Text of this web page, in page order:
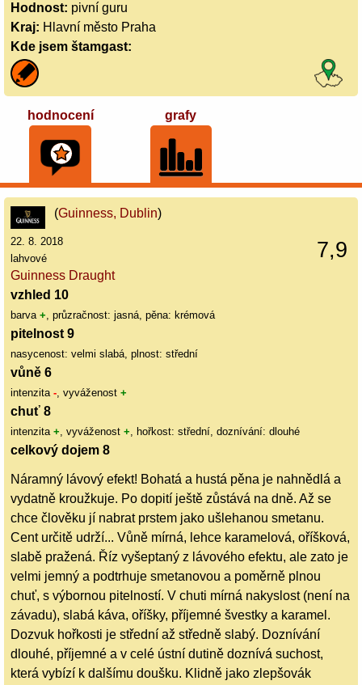
Hodnost: pivní guru
Kraj: Hlavní město Praha
Kde jsem štamgast:
hodnocení grafy
(Guinness, Dublin)
7,9
22. 8. 2018
lahvové
Guinness Draught
vzhled 10
barva +, průzračnost: jasná, pěna: krémová
pitelnost 9
nasycenost: velmi slabá, plnost: střední
vůně 6
intenzita -, vyváženost +
chuť 8
intenzita +, vyváženost +, hořkost: střední, doznívání: dlouhé
celkový dojem 8
Náramný lávový efekt! Bohatá a hustá pěna je nahnědlá a
vydatně kroužkuje. Po dopití ještě zůstává na dně. Až se
chce člověku jí nabrat prstem jako ušlehanou smetanu.
Cent určitě udrží... Vůně mírná, lehce karamelová, oříšková,
slabě pražená. Říz vyšeptaný z lávového efektu, ale zato je
velmi jemný a podtrhuje smetanovou a poměrně plnou
chuť, s výbornou pitelností. V chuti mírná nakyslost (není na
závadu), slabá káva, oříšky, příjemné švestky a karamel.
Dozvuk hořkosti je střední až středně slabý. Doznívání
dlouhé, příjemné a v celé ústní dutině doznívá suchost,
která vybízí k dalšímu doušku. Klidně jako zlepšovák